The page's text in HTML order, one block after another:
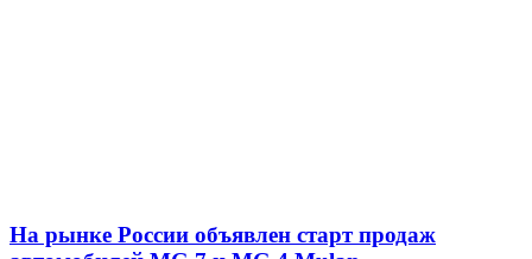
На рынке России объявлен старт продаж